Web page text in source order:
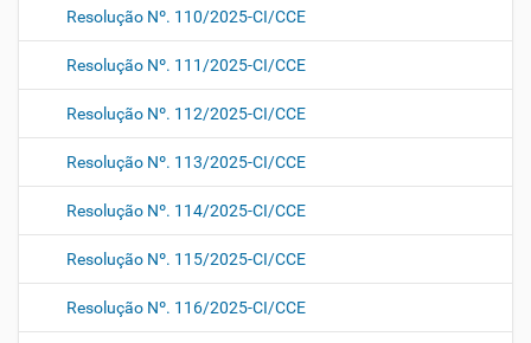
Resolução Nº. 110/2025-CI/CCE
Resolução Nº. 111/2025-CI/CCE
Resolução Nº. 112/2025-CI/CCE
Resolução Nº. 113/2025-CI/CCE
Resolução Nº. 114/2025-CI/CCE
Resolução Nº. 115/2025-CI/CCE
Resolução Nº. 116/2025-CI/CCE